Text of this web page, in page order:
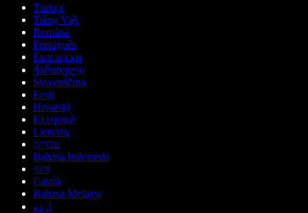
Türkçe
Tiếng Việt
Română
Português
Български
ქართული
Slovenščina
Eesti
Hrvatski
Ελληνικά
Lietuvių
עברית
Bahasa Indonesia
বাংলা
Català
Bahasa Melayu
اردو